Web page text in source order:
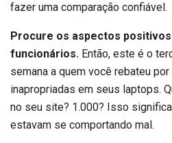
fazer uma comparação confiável.
Procure os aspectos
funcionários. Então, este é o
semana a quem você rebateu
inapropriadas em seus laptops.
no seu site? 1.000? Isso
estavam se comportando mal.